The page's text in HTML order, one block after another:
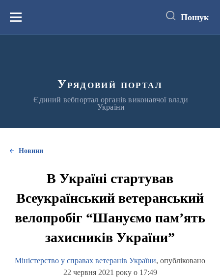
вмістуМеню Пошук
Урядовий портал
Єдиний вебпортал органів виконавчої влади
України
Новини
В Україні стартував
Всеукраїнський ветеранський
велопробіг “Шануємо пам’ять
захисників України”
Міністерство у справах ветеранів України, опубліковано
22 червня 2021 року о 17:49